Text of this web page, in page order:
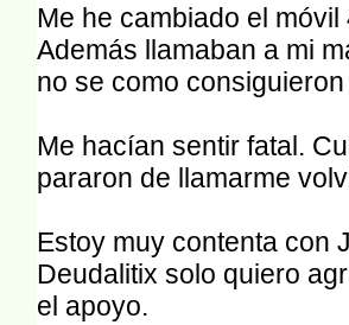
Me he cambiado el móvil
Además llamaban a mi
no se como
Me hacían sentir fatal.
pararon de llamarme
Estoy muy contenta con
Deudalitix solo quiero
el apoyo.